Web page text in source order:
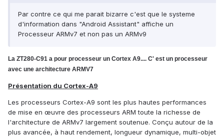
Par contre ce qui me parait bizarre c'est que le systeme
d'information dans "Android Assistant" affiche un
Processeur ARMv7 et non pas un ARMv9
La ZT280-C91 a pour processeur un Cortex A9.... C' est un processeur
avec une architecture ARMV7
Présentation du Cortex-A9
Les processeurs Cortex-A9 sont les plus hautes performances
de mise en œuvre des processeurs ARM toute la richesse de
l'architecture de ARMv7 largement soutenue. Conçu autour de la
plus avancée, à haut rendement, longueur dynamique, multi-objet